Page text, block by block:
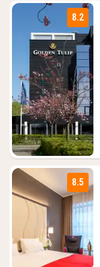
8.2
8.5